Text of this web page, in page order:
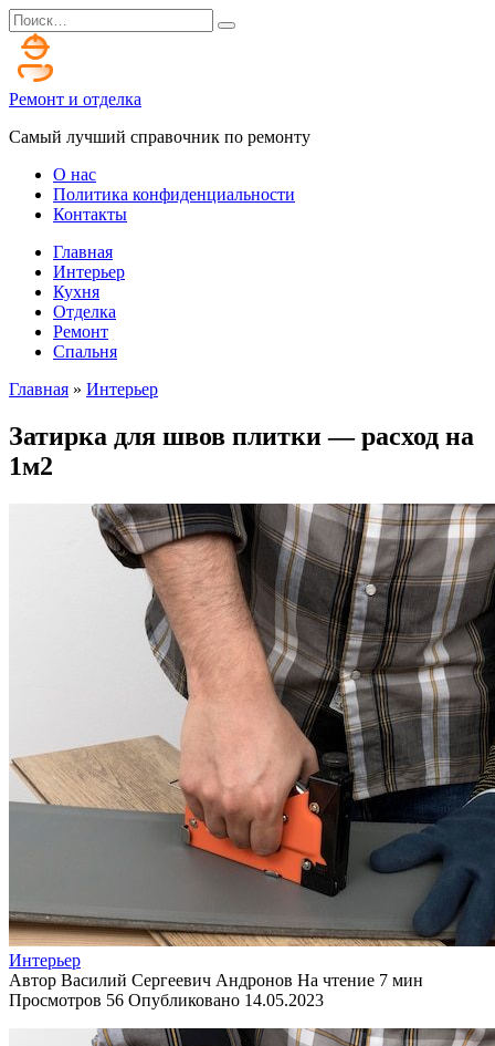
Перейти
к
содержанию
Search
for:
Ремонт и отделка
Самый лучший справочник по ремонту
О нас
Политика конфиденциальности
Контакты
Главная
Интерьер
Кухня
Отделка
Ремонт
Спальня
Главная » Интерьер
Затирка для швов плитки — расход на
1м2
Интерьер
Автор Василий Сергеевич Андронов На чтение 7 мин
Просмотров 56 Опубликовано 14.05.2023